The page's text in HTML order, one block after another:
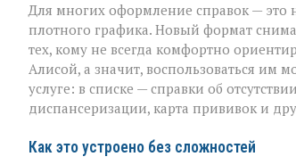
Для многих оформление справок — это
плотного графика. Новый формат
тех, кому не всегда комфортно
Алисой, а значит, воспользоваться им
услуге: в списке — справки об
диспансеризации, карта прививок и
Как это устроено без сложностей